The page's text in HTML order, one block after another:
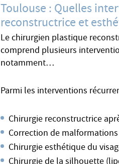
Toulouse : Quelles
reconstructrice et
Le chirurgien plastique
comprend plusieurs
notamment…
Parmi les interventions
Chirurgie reconstructrice
Correction de
Chirurgie esthétique du